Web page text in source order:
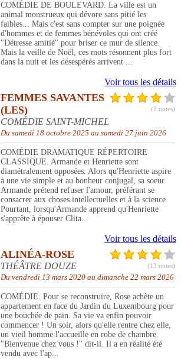
COMÉDIE DE BOULEVARD. La ville est un
animal monstrueux qui dévore sans pitié les
faibles... Mais c'est sans compter sur une poignée
d'hommes et de femmes bénévoles qui ont créé
"Détresse amitié" pour briser ce mur de silence.
Mais la veille de Noël, ces mots résonnent plus fort
dans la nuit et les désespérés arrivent ...
Voir tous les détails
(2 notes)
FEMMES SAVANTES
(LES)
COMÉDIE SAINT-MICHEL
Du samedi 18 octobre 2025 au samedi 27 juin 2026
COMÉDIE DRAMATIQUE RÉPERTOIRE
CLASSIQUE. Armande et Henriette sont
diamétralement opposées. Alors qu'Henriette aspire
à une vie simple et au bonheur conjugal, sa soeur
Armande prétend refuser l'amour, préférant se
consacrer aux choses intellectuelles et à la science.
Pourtant, lorsqu'Armande apprend qu'Henriette
s'apprête à épouser Clita...
Voir tous les détails
(13 notes)
ALINÉA-ROSE
THÉÂTRE DOUZE
Du vendredi 13 mars 2020 au dimanche 22 mars 2026
COMÉDIE. Pour se reconstruire, Rose achète un
appartement en face du Jardin du Luxembourg pour
une bouchée de pain. Sa vie va enfin pouvoir
commencer ! Un soir, alors qu'elle rentre chez elle,
un vieil homme l'accueille en robe de chambre.
"Bienvenue chez vous !" dit-il. Il a en réalité été
vendu avec l'ap...